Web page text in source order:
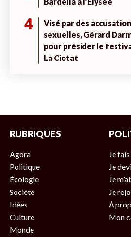
4
Visé par des
sexuelles, Gérard
pour présider le
La Ciotat
RUBRIQUES
Agora
Politique
Écologie
Société
Idées
Culture
Monde
Je
Je
Je
Je
À
Mon